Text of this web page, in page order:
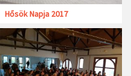
Hősök Napja 2017